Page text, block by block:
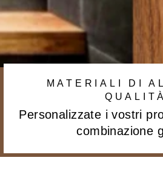
MATERIALI DI
QUALITÀ
Personalizzate i vostri
combinazione